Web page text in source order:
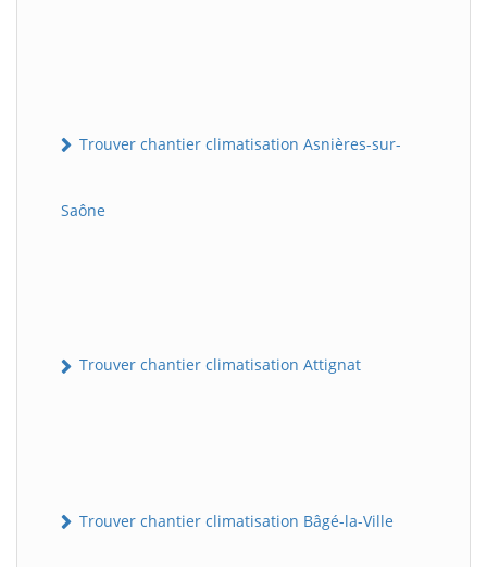
Trouver chantier climatisation Asnières-sur-
Saône
Trouver chantier climatisation Attignat
Trouver chantier climatisation Bâgé-la-Ville